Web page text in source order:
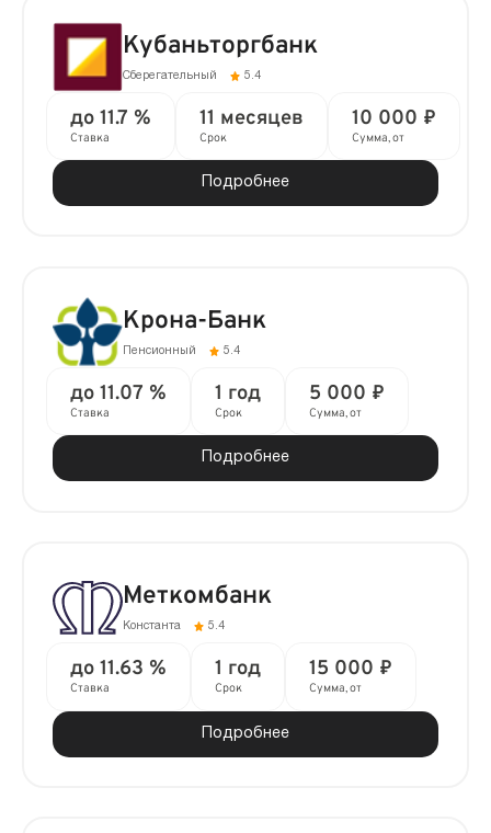
Кубаньторгбанк
Сберегательный 5.4
до 11.7 %
Ставка
11 месяцев
Срок
10 000 ₽
Сумма, от
Подробнее
Крона-Банк
Пенсионный 5.4
до 11.07 %
Ставка
1 год
Срок
5 000 ₽
Сумма, от
Подробнее
Меткомбанк
Константа 5.4
до 11.63 %
Ставка
1 год
Срок
15 000 ₽
Сумма, от
Подробнее